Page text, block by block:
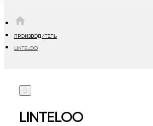
ПРОИЗВОДИТЕЛЬ
LINTELOO
LINTELOO